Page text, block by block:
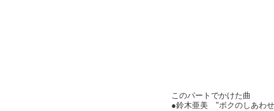
このパートでかけた曲
●鈴木亜美 "ボクのしあわ